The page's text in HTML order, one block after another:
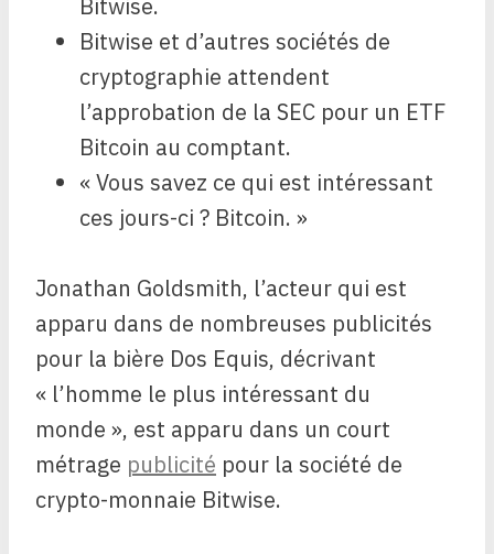
Bitwise.
Bitwise et d’autres sociétés de
cryptographie attendent
l’approbation de la SEC pour un ETF
Bitcoin au comptant.
« Vous savez ce qui est intéressant
ces jours-ci ? Bitcoin. »
Jonathan Goldsmith, l’acteur qui est
apparu dans de nombreuses publicités
pour la bière Dos Equis, décrivant
« l’homme le plus intéressant du
monde », est apparu dans un court
métrage publicité pour la société de
crypto-monnaie Bitwise.